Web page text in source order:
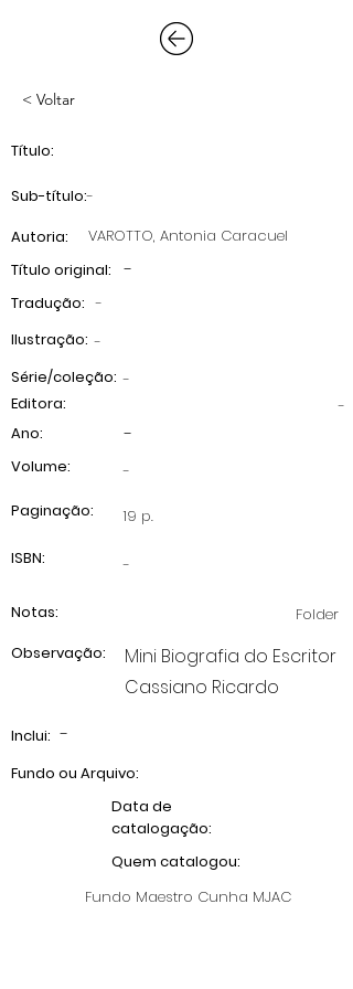
< Voltar
Título:
-
Sub-título:
Autoria:
VAROTTO, Antonia Caracuel
Título original:
-
Tradução: -
Ilustração: -
Série/coleção: -
-
Editora:
-
Ano:
Volume:
-
Paginação:
19 p.
ISBN:
-
Folder
Notas:
Observação:
Mini Biografia do Escritor
Cassiano Ricardo
Inclui: -
Fundo ou Arquivo:
Data de
catalogação:
Quem catalogou:
Fundo Maestro Cunha MJAC